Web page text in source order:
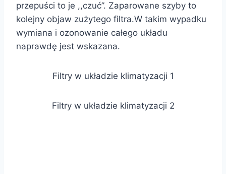
przepuści to je ,,czuć”. Zaparowane szyby to
kolejny objaw zużytego filtra.W takim wypadku
wymiana i ozonowanie całego układu
naprawdę jest wskazana.
Filtry w układzie klimatyzacji 1
Filtry w układzie klimatyzacji 2